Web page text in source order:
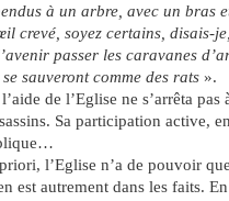
à un arbre, avec un bras
crevé, soyez certains, disais-
passer les caravanes
sauveront comme des rats ».
de l’Eglise ne s’arrêta pas à
Sa participation active,
l’Eglise n’a de pouvoir que
est autrement dans les faits.